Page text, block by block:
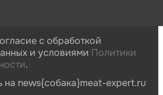
с обработкой
и условиями Политики
.
на news{собака}meat-expert.ru